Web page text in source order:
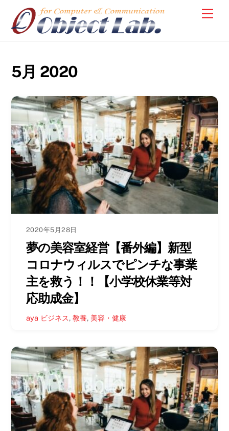
content
5月 2020
2020年5月28日
夢の美容室経営【番外編】新型
コロナウィルスでピンチな事業
主を救う！！【小学校休業等対
応助成金】
aya ビジネス, 教養, 美容・健康